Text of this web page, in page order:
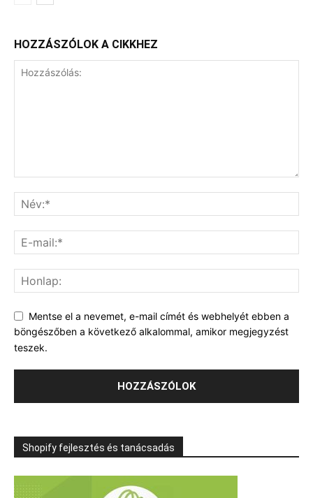
HOZZÁSZÓLOK A CIKKHEZ
Mentse el a nevemet, e-mail címét és webhelyét ebben a
böngészőben a következő alkalommal, amikor megjegyzést
teszek.
Shopify fejlesztés és tanácsadás